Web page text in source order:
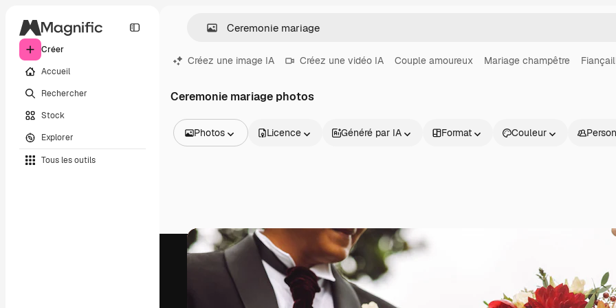
Créer
Accueil
Rechercher
Stock
Explorer
Tous les outils
Créez une image IA Créez une vidéo IA Couple amoureux Mariage champêtre
Ceremonie mariage photos
Photos
Vidéos
Clips de vidéo
Graphiques animés
Templates vidéos
Licence Généré par IA Format Couleur
Commencer